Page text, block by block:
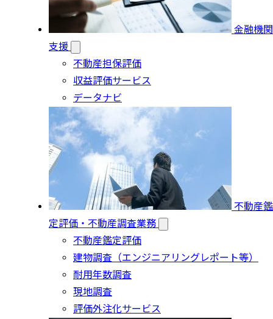
金融機関
支援
不動産担保評価
収益評価サービス
データナビ
不動産鑑
定評価・不動産調査業務
不動産鑑定評価
建物調査（エンジニアリングレポート等）
耐用年数調査
現地調査
評価外注化サービス